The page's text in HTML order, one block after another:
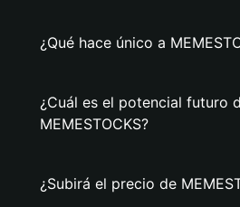
¿Qué hace único a
¿Cuál es el potencial futuro
MEMESTOCKS?
¿Subirá el precio de